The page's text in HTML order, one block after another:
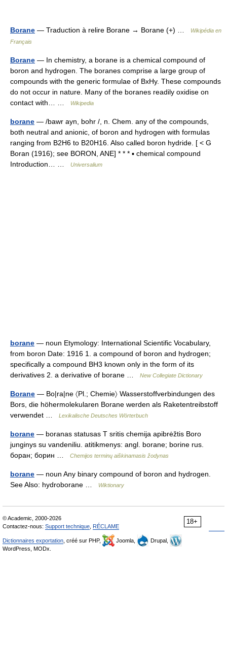
Borane — Traduction à relire Borane → Borane (+) …
Wikipédia en
Français
Borane — In chemistry, a borane is a chemical compound of
boron and hydrogen. The boranes comprise a large group of
compounds with the generic formulae of BxHy. These compounds
do not occur in nature. Many of the boranes readily oxidise on
contact with… …
Wikipedia
borane — /bawr ayn, bohr /, n. Chem. any of the compounds,
both neutral and anionic, of boron and hydrogen with formulas
ranging from B2H6 to B20H16. Also called boron hydride. [ < G
Boran (1916); see BORON, ANE] * * * ▪ chemical compound
Introduction… …
Universalium
borane — noun Etymology: International Scientific Vocabulary,
from boron Date: 1916 1. a compound of boron and hydrogen;
specifically a compound BH3 known only in the form of its
derivatives 2. a derivative of borane …
New Collegiate Dictionary
Borane — Bo|ra|ne 〈Pl.; Chemie〉 Wasserstoffverbindungen des
Bors, die höhermolekularen Borane werden als Raketentreibstoff
verwendet …
Lexikalische Deutsches Wörterbuch
borane — boranas statusas T sritis chemija apibrėžtis Boro
junginys su vandeniliu. atitikmenys: angl. borane; borine rus.
боран; борин …
Chemijos terminų aiškinamasis žodynas
borane — noun Any binary compound of boron and hydrogen.
See Also: hydroborane …
Wiktionary
18+
© Academic, 2000-2026
Contactez-nous: Support technique RÉCLAME
Dictionnaires exportation , créé sur PHP, Joomla,
Drupal,
WordPress, MODx.